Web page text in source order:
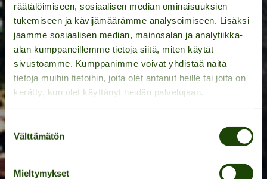
räätälöimiseen, sosiaalisen median ominaisuuksien
tukemiseen ja kävijämäärämme analysoimiseen. Lisäksi
jaamme sosiaalisen median, mainosalan ja analytiikka-
alan kumppaneillemme tietoja siitä, miten käytät
sivustoamme. Kumppanimme voivat yhdistää näitä
tietoja muihin tietoihin, joita olet antanut heille tai joita on
kerätty, kun olet käyttänyt heidän palvelujaan.
Suostumuksen
valinta
Välttämätön
Mieltymykset
Pakka Golf – a super fun
cousin of frisbee golf